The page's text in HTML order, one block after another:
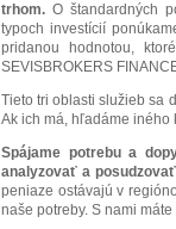
trhom. O štandardných
typoch investícií
pridanou hodnotou,
SEVISBROKERS
Tieto tri oblasti služieb sa
Ak ich má, hľadáme iného
Spájame potrebu a
analyzovať a
peniaze ostávajú v
naše potreby. S nami